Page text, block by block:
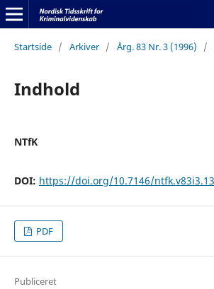
Startside / Arkiver / Årg. 83 Nr. 3 (1996) /
Indhold
NTfK
DOI: https://doi.org/10.7146/
PDF
Publiceret